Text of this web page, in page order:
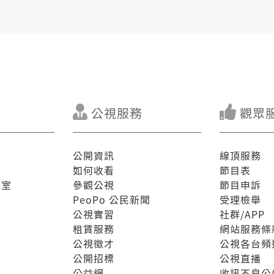
公視服務
公開資訊
如何收看
參觀公視
PeoPo 公民新聞
公視實習
租賃服務
公視徵才
公開招標
觀眾
線頂服務
節目表
節目申訴
受理檢舉
社群/APP
網站服務
公視各台
公視直播